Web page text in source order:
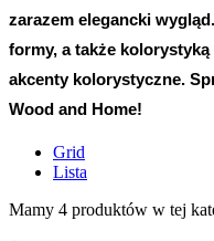
zarazem elegancki
formy, a także
akcenty kolorystyczne.
Wood and Home!
Grid
Lista
Mamy 4 produktów w tej